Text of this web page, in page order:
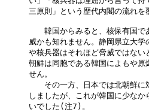
三原則」という歴代内閣の流れ
韓国からみると、核保有国で
威かも知れません。静岡県立大
や核兵器はそれほど脅威ではな
朝鮮は同胞である韓国によもや
せん。
その一方、日本では北朝鮮に
しましたが、これが韓国に少な
いでした(注7)。